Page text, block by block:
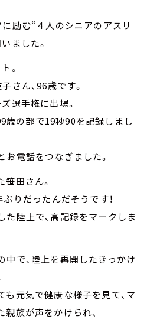
励む“４人のシニアのアスリ
ました。
。
さん、96歳です。
選手権に出場。
歳の部で19秒90を記録しまし
電話をつなぎました。
田さん。
りだったんだそうです！
陸上で、高記録をマークしま
で、陸上を再開したきっかけ
元気で健康な様子を見て、マ
族が声をかけられ、